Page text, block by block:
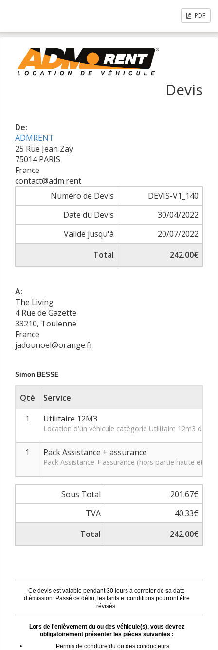
PDF
Devis
De:
ADMRENT
25 Rue Jean Zay
75014 PARIS
France
contact@adm.rent
Numéro de Devis
DEVIS-V1_140
Date du Devis
30/04/2022
Valide jusqu'à
20/07/2022
Total
242.00€
A:
The Living
4 Rue de Gazette
33210, Toulenne
France
jadounoel@orange.fr
Simon BESSE
Qté
Service
1
Utilitaire 12M3
Location d'un véhicule catégorie Utilitaire 12m3 du
1 Pack Assistance + assurance
Pack Assistance + assurance (hors partie haute et
Sous Total
201.67€
TVA
40.33€
Total
242.00€
Ce devis est valable pendant 30 jours à compter de sa date
d’émission. Passé ce délai, les tarifs et conditions pourront être
révisés.
Lors de l'enlèvement du ou des véhicule(s), vous devrez
obligatoirement présenter les pièces suivantes :
•
Permis de conduire du ou des conducteurs